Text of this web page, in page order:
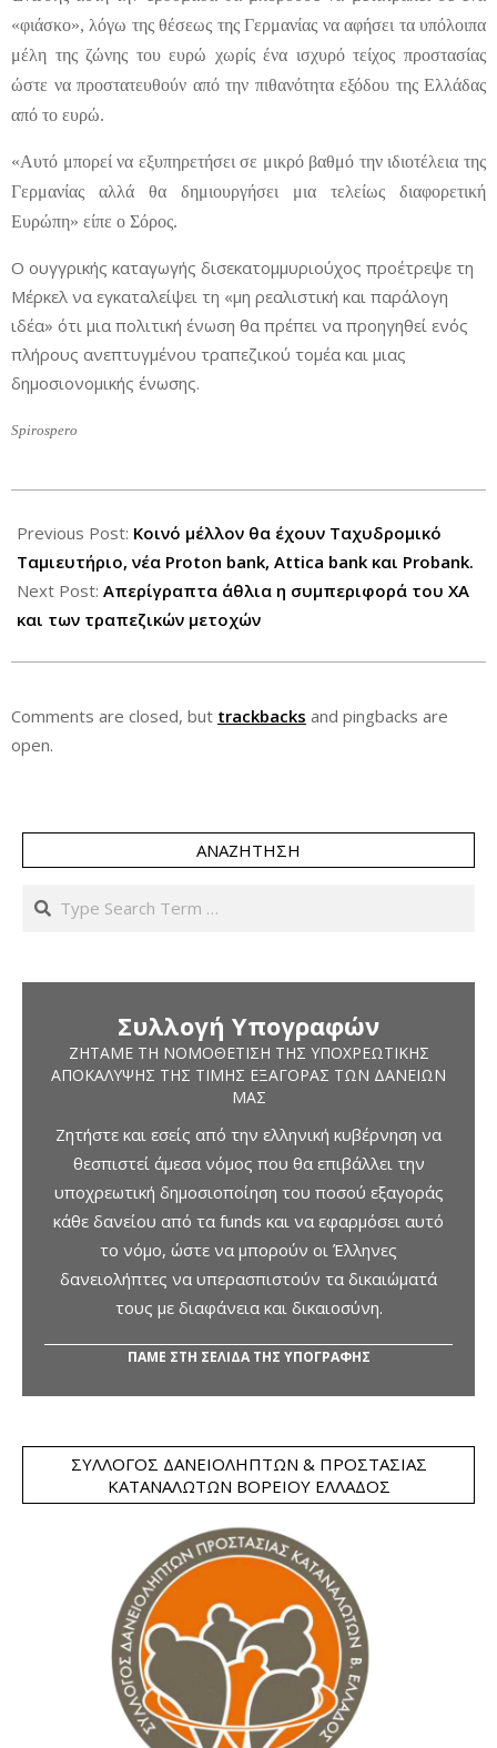
«φιάσκο», λόγω της θέσεως της Γερμανίας να αφήσει τα υπόλοιπα
μέλη της ζώνης του ευρώ χωρίς ένα ισχυρό τείχος προστασίας
ώστε να προστατευθούν από την πιθανότητα εξόδου της Ελλάδας
από το ευρώ.
«Αυτό μπορεί να εξυπηρετήσει σε μικρό βαθμό την ιδιοτέλεια της
Γερμανίας αλλά θα δημιουργήσει μια τελείως διαφορετική
Ευρώπη» είπε ο Σόρος.
Ο ουγγρικής καταγωγής δισεκατομμυριούχος προέτρεψε τη
Μέρκελ να εγκαταλείψει τη «μη ρεαλιστική και παράλογη
ιδέα» ότι μια πολιτική ένωση θα πρέπει να προηγηθεί ενός
πλήρους ανεπτυγμένου τραπεζικού τομέα και μιας
δημοσιονομικής ένωσης.
Spirospero
06-
26
Previous Post: Κοινό μέλλον θα έχουν Ταχυδρομικό
Ταμιευτήριο, νέα Proton bank, Attica bank και Probank.
Next Post: Απερίγραπτα άθλια η συμπεριφορά του ΧΑ
και των τραπεζικών μετοχών
Comments are closed, but trackbacks and pingbacks are
open.
ΑΝΑΖΉΤΗΣΗ
Search
Συλλογή Υπογραφών
ΖΗΤΆΜΕ ΤΗ ΝΟΜΟΘΈΤΙΣΗ ΤΗΣ ΥΠΟΧΡΕΩΤΙΚΉΣ
ΑΠΟΚΆΛΥΨΗΣ ΤΗΣ ΤΙΜΉΣ ΕΞΑΓΟΡΆΣ ΤΩΝ ΔΑΝΕΊΩΝ
ΜΑΣ
Ζητήστε και εσείς από την ελληνική κυβέρνηση να
θεσπιστεί άμεσα νόμος που θα επιβάλλει την
υποχρεωτική δημοσιοποίηση του ποσού εξαγοράς
κάθε δανείου από τα funds και να εφαρμόσει αυτό
το νόμο, ώστε να μπορούν οι Έλληνες
δανειολήπτες να υπερασπιστούν τα δικαιώματά
τους με διαφάνεια και δικαιοσύνη.
ΠΑΜΕ ΣΤΗ ΣΕΛΙΔΑ ΤΗΣ ΥΠΟΓΡΑΦΗΣ
ΣΎΛΛΟΓΟΣ ΔΑΝΕΙΟΛΗΠΤΏΝ & ΠΡΟΣΤΑΣΊΑΣ
ΚΑΤΑΝΑΛΩΤΏΝ ΒΟΡΕΊΟΥ ΕΛΛΆΔΟΣ